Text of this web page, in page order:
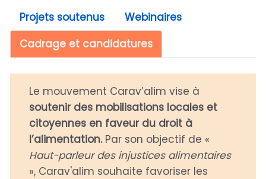
Projets soutenus
Webinaires
Cadrage et candidatures
Le mouvement Carav’alim vise à
soutenir des mobilisations locales et
citoyennes en faveur du droit à
l’alimentation.Par son objectif de «
Haut-parleur des injustices alimentaires
», Carav'alim souhaite favoriser les